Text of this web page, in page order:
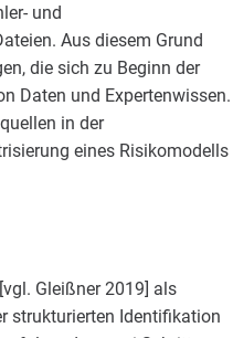
und
Aus diesem Grund
die sich zu Beginn der
Daten und Expertenwissen.
in der
eines Risikomodells
Gleißner 2019] als
strukturierten Identifikation